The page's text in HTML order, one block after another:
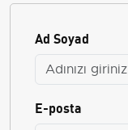
Ad Soyad
E-posta